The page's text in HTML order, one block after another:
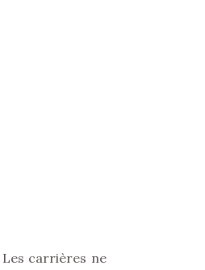
carrières ne